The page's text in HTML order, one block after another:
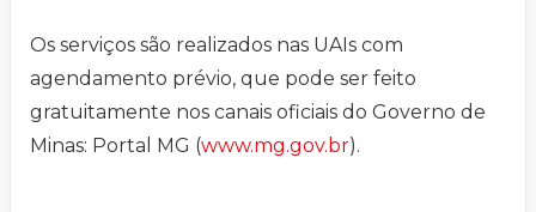
Os serviços são realizados nas UAIs com
agendamento prévio, que pode ser feito
gratuitamente nos canais oficiais do Governo de
Minas: Portal MG (www.mg.gov.br).